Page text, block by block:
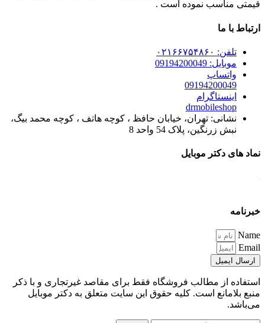
قیمتی مناسب نموده است .
ارتباط با ما
تلفن: ۰۲۱۶۶۷۵۴۸۶۰
موبایل: 09194200049
واتساپ
09194200049
اینستاگرام
drmobileshop
نشانی: تهران، خیابان حافظ ، کوچه هاتف ، کوچه محمد بیگ،
نبش زرنگین، پلاک 54 واحد 8
نماد های دکتر موبایل
خبرنامه
Name
Email
ارسال ایمیل
استفاده از مطالب فروشگاه فقط برای مقاصد غیرتجاری و با ذکر
منبع بلامانع است. کلیه حقوق این سایت متعلق به دکتر موبایل
می‌باشد.